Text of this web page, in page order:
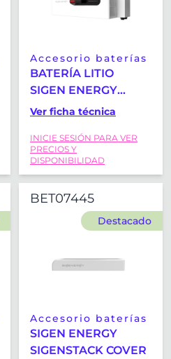
Accesorio baterías
BATERÍA LITIO
SIGEN ENERGY
SIGENSTACK
CONTROLLER M2
VERSION - 0,5C BOST
Ver ficha técnica
INICIE SESIÓN PARA VER
PRECIOS Y
DISPONIBILIDAD
BET07445
Destacado
Accesorio baterías
SIGEN ENERGY
SIGENSTACK COVER